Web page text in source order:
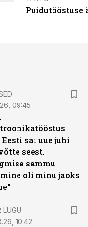
Puidutööstuse
09:45
Eesti sai uue juhi
seest.
sammu
oli minu jaoks
LUGU
10:42